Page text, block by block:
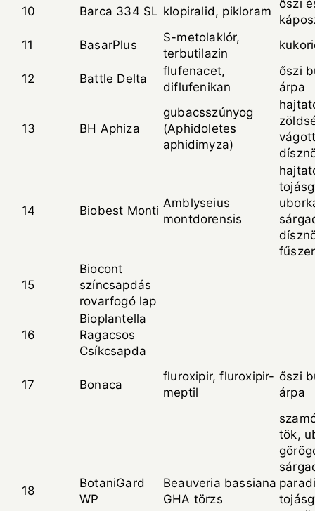
10
Barca 334 SL klopiralid, pikloram
őszi
11
BasarPlus
S-metolaklór,
terbutilazin
12 Battle Delta
flufenacet,
diflufenikan
őszi
árpa
13 BH Aphiza
gubacsszúnyog
(Aphidoletes
aphidimyza)
14 Biobest Monti
Amblyseius
montdorensis
15
Biocont
színcsapdás
rovarfogó lap
16
Bioplantella
Ragacsos
Csíkcsapda
17 Bonaca
fluroxipir, fluroxipir-
meptil
őszi
árpa
18
BotaniGard
WP
Beauveria bassiana
GHA törzs
tök,